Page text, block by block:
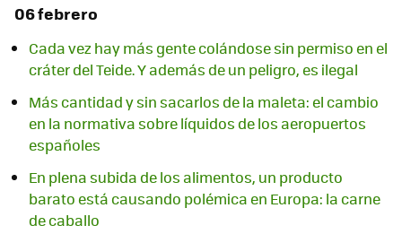
06 febrero
Cada vez hay más gente colándose sin permiso en el
cráter del Teide. Y además de un peligro, es ilegal
Más cantidad y sin sacarlos de la maleta: el cambio
en la normativa sobre líquidos de los aeropuertos
españoles
En plena subida de los alimentos, un producto
barato está causando polémica en Europa: la carne
de caballo